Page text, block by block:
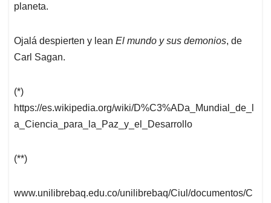
planeta.
Ojalá despierten y lean El mundo y sus demonios, de
Carl Sagan.
(*)
https://es.wikipedia.org/wiki/D%C3%ADa_Mundial_de_l
a_Ciencia_para_la_Paz_y_el_Desarrollo
(**)
www.unilibrebaq.edu.co/unilibrebaq/Ciul/documentos/C